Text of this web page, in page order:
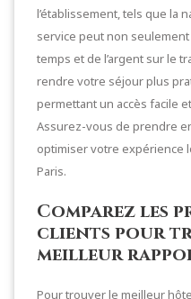
l’établissement, tels que la
service peut non
temps et de l’argent sur le
rendre votre séjour plus
permettant un accès facile
Assurez-vous de prendre
optimiser votre expérience
Paris.
Comparez les
clients pour
meilleur
Pour trouver le meilleur